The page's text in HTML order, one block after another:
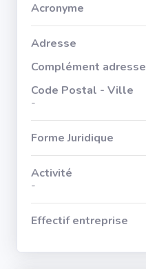
Acronyme
Adresse
Complément adresse
Code Postal - Ville
-
Forme Juridique
Activité
-
Effectif entreprise